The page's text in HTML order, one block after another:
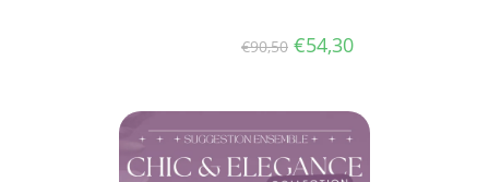
€90,50 €54,30